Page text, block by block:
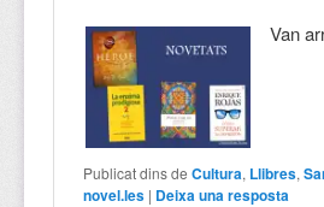
Van
Publicat dins de Cultura, Llibres,
novel.les | Deixa una resposta